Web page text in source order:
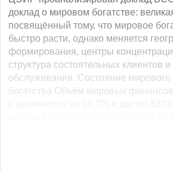
доклад о мировом богатстве:
посвящённый тому, что мировое
быстро расти, однако меняется
формирования, центры
структура состоятельных клиентов
обслуживания. Состояние
богатства Объём мировых